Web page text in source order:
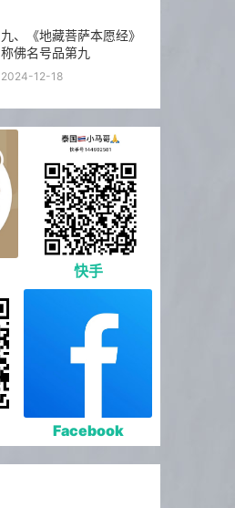
九、《地藏菩萨本愿经》
称佛名号品第九
2024-12-18
快手
Facebook